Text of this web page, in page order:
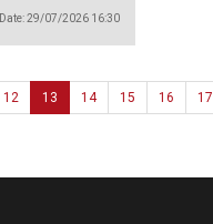
Date: 29/07/2026 16:30
12 13 14 15 16 17